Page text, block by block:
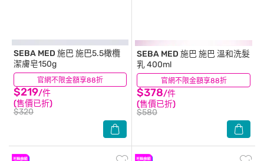
官網不限金額享88折
SEBA MED 施巴施巴5.5橄欖
潔膚皂150g
$219/件
(售價已折)
$320
(11) 官網不限金額享88折
SEBA MED 施巴施巴 溫和洗髮
乳 400ml
$378/件
(售價已折)
$580
(19)